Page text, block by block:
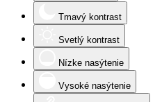
Tmavý kontrast
Svetlý kontrast
Nízke nasýtenie
Vysoké nasýtenie